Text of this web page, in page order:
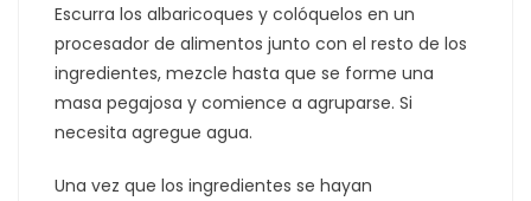
Escurra los albaricoques y colóquelos en un
procesador de alimentos junto con el resto de los
ingredientes, mezcle hasta que se forme una
masa pegajosa y comience a agruparse. Si
necesita agregue agua.
Una vez que los ingredientes se hayan